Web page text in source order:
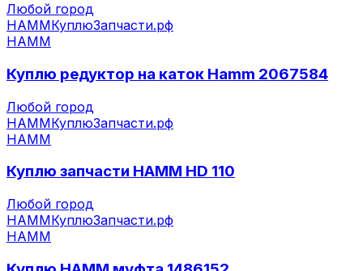
Любой город
HAMMКуплюЗапчасти.рф
HAMM
Куплю редуктор на каток Hamm 2067584
Любой город
HAMMКуплюЗапчасти.рф
HAMM
Куплю запчасти HAMM HD 110
Любой город
HAMMКуплюЗапчасти.рф
HAMM